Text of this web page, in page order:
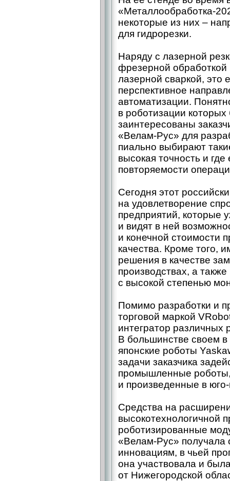
«Металлообработка-
некоторые из них –
для гидрорезки.
Наряду с лазерной
фрезерной
лазерной сваркой, это
перспективное
автоматизации.
в роботизации
заинтересованы
«Велам-­Рус» для
пиально выбирают
высокая точность и
повторяемости
Сегодня этот
на удовлетворение
предприятий, которые
и видят в ней
и конечной стоимости
качества. Кроме того,
решения в качестве
производствах, а
с высокой степенью
Помимо разработки и
торговой маркой
интегратор
В большинстве своем
японские роботы
задачи заказчика
промышленные
и произведенные в
Средства на
высокотехнологичной
роботизированные
«Велам-­Рус» получала
инновациям, в чьей
она участвовала и
от Нижегородской